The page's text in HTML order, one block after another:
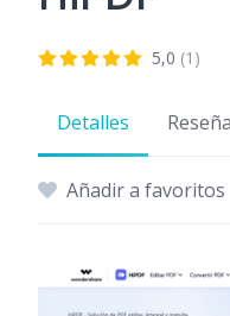
5,0 (1)
Detalles
Añadir a favoritos